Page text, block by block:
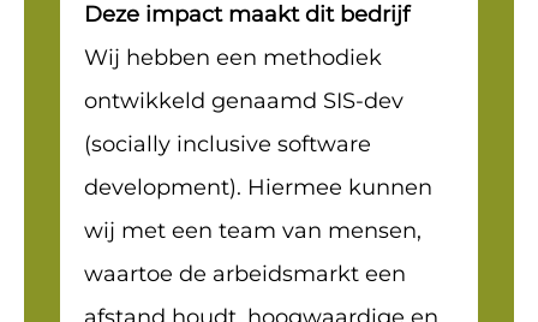
Deze impact maakt dit bedrijf
Wij hebben een methodiek
ontwikkeld genaamd SIS-dev
(socially inclusive software
development). Hiermee kunnen
wij met een team van mensen,
waartoe de arbeidsmarkt een